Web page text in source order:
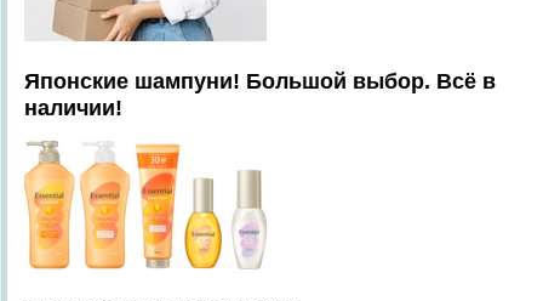
Японские шампуни! Большой выбор. Всё в
наличии!